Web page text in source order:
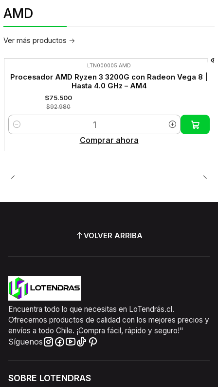
AMD
Ver más productos
-19%
OFF
LTN000005 AMD
Procesador AMD Ryzen 3 3200G con Radeon Vega 8 |
Hasta 4.0 GHz – AM4
$75.500
$92.980
Cantidad
Comprar ahora
VOLVER ARRIBA
Encuentra todo lo que necesitas en LoTendrás.cl.
Ofrecemos productos de calidad con los mejores precios y
envíos a todo Chile. ¡Compra fácil, rápido y seguro!"
Síguenos
SOBRE LOTENDRAS